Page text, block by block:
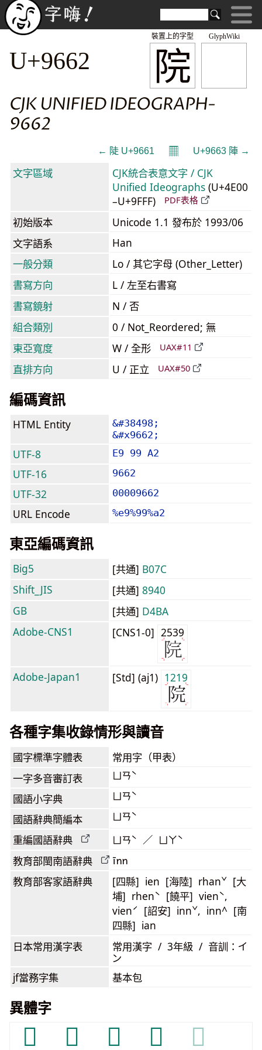
GlyphWiki
院
裝置上的字型
U+9662
CJK UNIFIED IDEOGRAPH-
9662
← 陡 U+9661 𝄜 U+9663 陣 →
文字區域
CJK統合表意文字 / CJK
Unified Ideographs (U+4E00
–U+9FFF)
PDF表格
初始版本
Unicode 1.1 發布於 1993/06
文字語系
Han
一般分類
Lo / 其它字母 (Other_Letter)
書寫方向
L / 左至右書寫
書寫鏡射
N / 否
組合類別
0 / Not_Reordered; 無
東亞寬度
W / 全形 UAX#11
直排方向 U / 正立 UAX#50
編碼資訊
HTML Entity
&#38498;
&#x9662;
UTF-8 E9 99 A2
UTF-16 9662
UTF-32 00009662
URL Encode %e9%99%a2
東亞編碼資訊
Big5 [共通] B07C
Shift_JIS
[共通] 8940
GB
[共通] D4BA
Adobe-CNS1
[CNS1-0] 2539
Adobe-Japan1 [Std] (aj1) 1219
各種字集收錄情形與讀音
國字標準字體表 常用字（甲表）
一字多音審訂表 ㄩㄢˋ
國語小字典 ㄩㄢˋ
國語辭典簡編本 ㄩㄢˋ
重編國語辭典 ㄩㄢˋ ／ ㄩㄚˋ
教育部閩南語辭典 īnn
教育部客家語辭典
[四縣] ien [海陸] rhanˇ [大
埔] rhenˋ [饒平] vienˋ,
vienˊ [詔安] innˇ, inn^ [南
四縣] ian
日本常用漢字表
常用漢字 / 3年級 / 音訓：イ
ン
jf當務字集 基本包
異體字
𡌗 𫕂 𫕉 𫮊 𫮊